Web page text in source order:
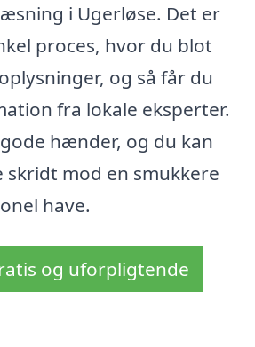
i Ugerløse. Det er
proces, hvor du blot
og så får du
fra lokale eksperter.
hænder, og du kan
mod en smukkere
have.
og uforpligtende